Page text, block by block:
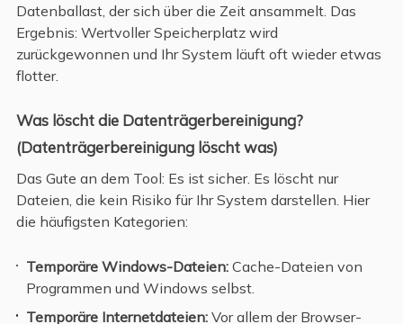
Datenballast, der sich über die Zeit ansammelt. Das
Ergebnis: Wertvoller Speicherplatz wird
zurückgewonnen und Ihr System läuft oft wieder etwas
flotter.
Was löscht die Datenträgerbereinigung?
(Datenträgerbereinigung löscht was)
Das Gute an dem Tool: Es ist sicher. Es löscht nur
Dateien, die kein Risiko für Ihr System darstellen. Hier
die häufigsten Kategorien:
Temporäre Windows-Dateien: Cache-Dateien von
Programmen und Windows selbst.
Temporäre Internetdateien: Vor allem der Browser-